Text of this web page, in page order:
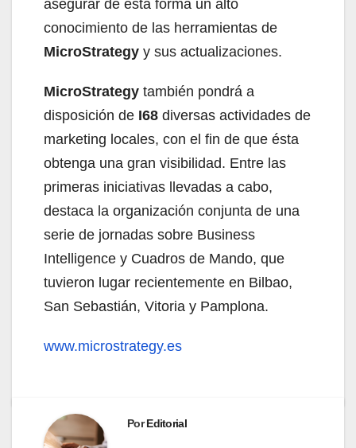
asegurar de esta forma un alto
conocimiento de las herramientas de
MicroStrategy y sus actualizaciones.
MicroStrategy también pondrá a
disposición de I68 diversas actividades de
marketing locales, con el fin de que ésta
obtenga una gran visibilidad. Entre las
primeras iniciativas llevadas a cabo,
destaca la organización conjunta de una
serie de jornadas sobre Business
Intelligence y Cuadros de Mando, que
tuvieron lugar recientemente en Bilbao,
San Sebastián, Vitoria y Pamplona.
www.microstrategy.es
PorEditorial